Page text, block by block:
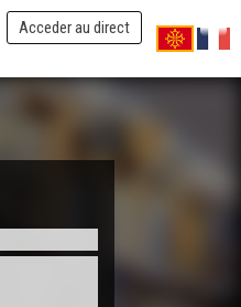
Acceder au direct